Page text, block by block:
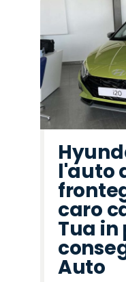
l'auto
caro
Tua
Auto